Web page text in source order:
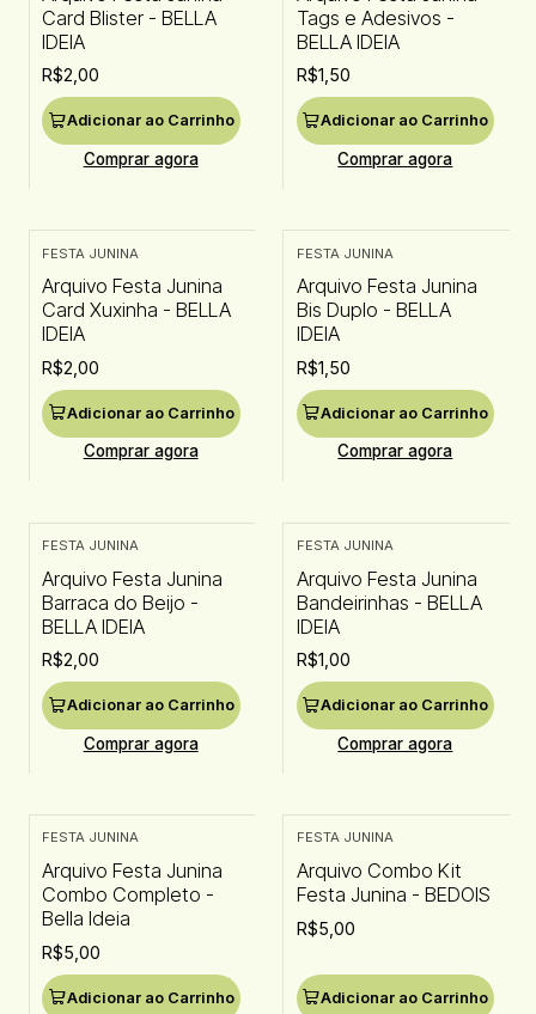
Card Blister - BELLA
IDEIA
R$2,00
Adicionar ao Carrinho
Comprar agora
Tags e Adesivos -
BELLA IDEIA
R$1,50
Adicionar ao Carrinho
Comprar agora
FESTA JUNINA
Arquivo Festa Junina
Card Xuxinha - BELLA
IDEIA
R$2,00
Adicionar ao Carrinho
Comprar agora
FESTA JUNINA
Arquivo Festa Junina
Bis Duplo - BELLA
IDEIA
R$1,50
Adicionar ao Carrinho
Comprar agora
FESTA JUNINA
Arquivo Festa Junina
Barraca do Beijo -
BELLA IDEIA
R$2,00
Adicionar ao Carrinho
Comprar agora
FESTA JUNINA
Arquivo Festa Junina
Bandeirinhas - BELLA
IDEIA
R$1,00
Adicionar ao Carrinho
Comprar agora
FESTA JUNINA
Arquivo Festa Junina
Combo Completo -
Bella Ideia
R$5,00
Adicionar ao Carrinho
FESTA JUNINA
Arquivo Combo Kit
Festa Junina - BEDOIS
R$5,00
Adicionar ao Carrinho